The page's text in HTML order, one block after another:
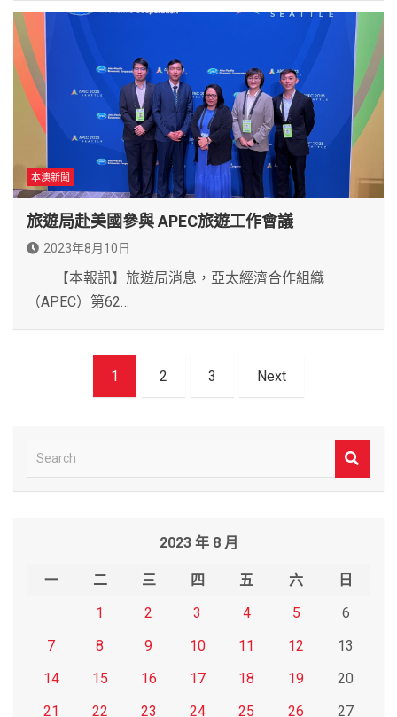
本澳新聞
旅遊局赴美國參與 APEC旅遊工作會議
2023年8月10日
【本報訊】旅遊局消息，亞太經濟合作組織
（APEC）第62…
1 2 3 Next
e
2023 年 8 月
一 二 三 四 五 六
日
1
2 3 4 5
6
7
8 9 10 11 12
13
14
15 16 17 18 19
20
21
22 23 24 25 26
27